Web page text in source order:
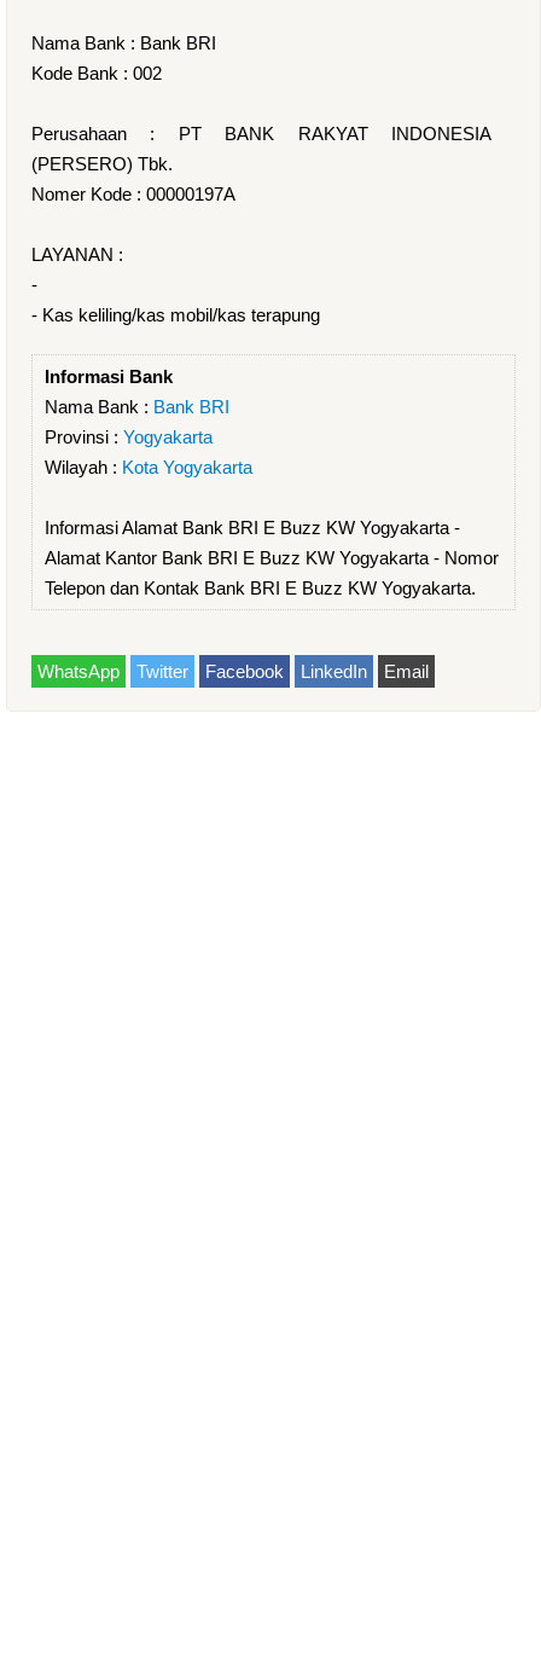
Nama Bank : Bank BRI
Kode Bank : 002
Perusahaan : PT BANK RAKYAT INDONESIA
(PERSERO) Tbk.
Nomer Kode : 00000197A
LAYANAN :
-
- Kas keliling/kas mobil/kas terapung
Informasi Bank
Nama Bank : Bank BRI
Provinsi : Yogyakarta
Wilayah : Kota Yogyakarta
Informasi Alamat Bank BRI E Buzz KW Yogyakarta -
Alamat Kantor Bank BRI E Buzz KW Yogyakarta - Nomor
Telepon dan Kontak Bank BRI E Buzz KW Yogyakarta.
WhatsApp Twitter Facebook LinkedIn Email